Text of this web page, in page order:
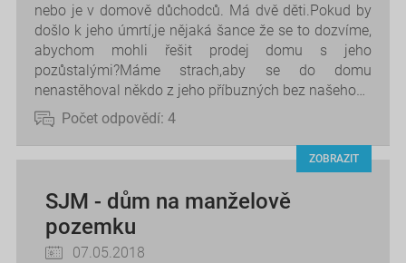
nebo je v domově důchodců. Má dvě děti.Pokud by
došlo k jeho úmrtí,je nějaká šance že se to dozvíme,
abychom mohli řešit prodej domu s jeho
pozůstalými?Máme strach,aby se do domu
nenastěhoval někdo z jeho příbuzných bez našeho…
Počet odpovědí: 4
ZOBRAZIT
SJM - dům na manželově
pozemku
07.05.2018